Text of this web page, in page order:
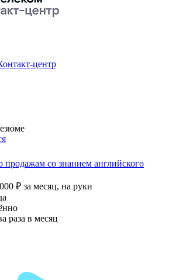
центр
со знанием английского
₽ за месяц, на руки
раза в месяц